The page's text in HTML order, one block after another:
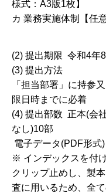
様式：A3版1枚】
カ 業務実施体制【任
(2) 提出期限 令和4年
(3) 提出方法
「担当部署」に持参
限日時までに必着
(4) 提出部数 正本(会
なし)10部
電子データ(PDF形式
※ インデックスを付
クリップ止めし、製
査に用いるため、全